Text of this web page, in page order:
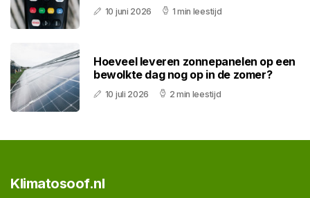
10 juni 2026 1 min leestijd
Hoeveel leveren zonnepanelen op een
bewolkte dag nog op in de zomer?
10 juli 2026 2 min leestijd
Klimatosoof.nl